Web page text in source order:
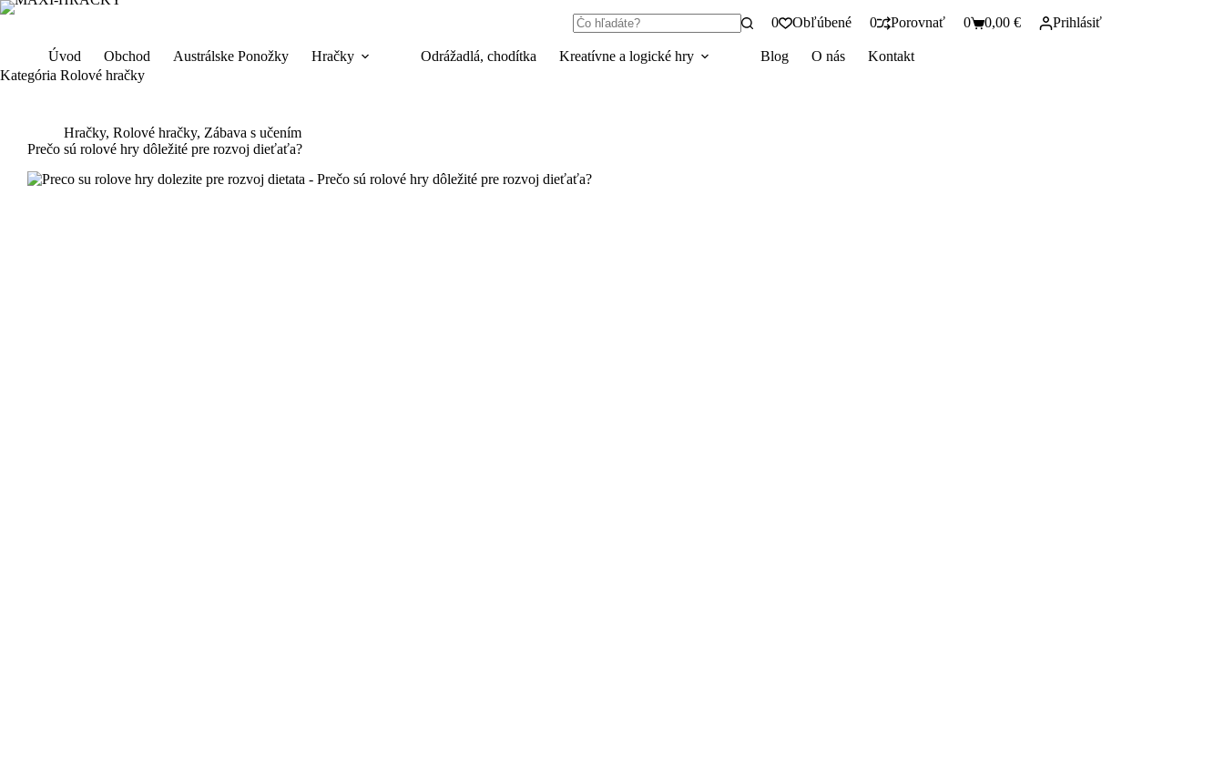
Späť
výsledky
Obľúbené
0 Porovnať
0
Shopping
0,00 €
0 Prihlásiť
Úvod Obchod Austrálske Ponožky Hračky Odrážadlá, chodítka Kreatívne a logické hry Blog O nás
Kontakt
Kategória Rolové hračky
Hračky, Rolové hračky, Zábava s učením
Prečo sú rolové hry dôležité pre rozvoj dieťaťa?